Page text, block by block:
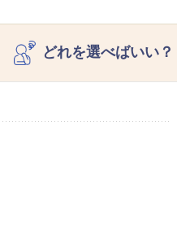
どれを選べばいい？